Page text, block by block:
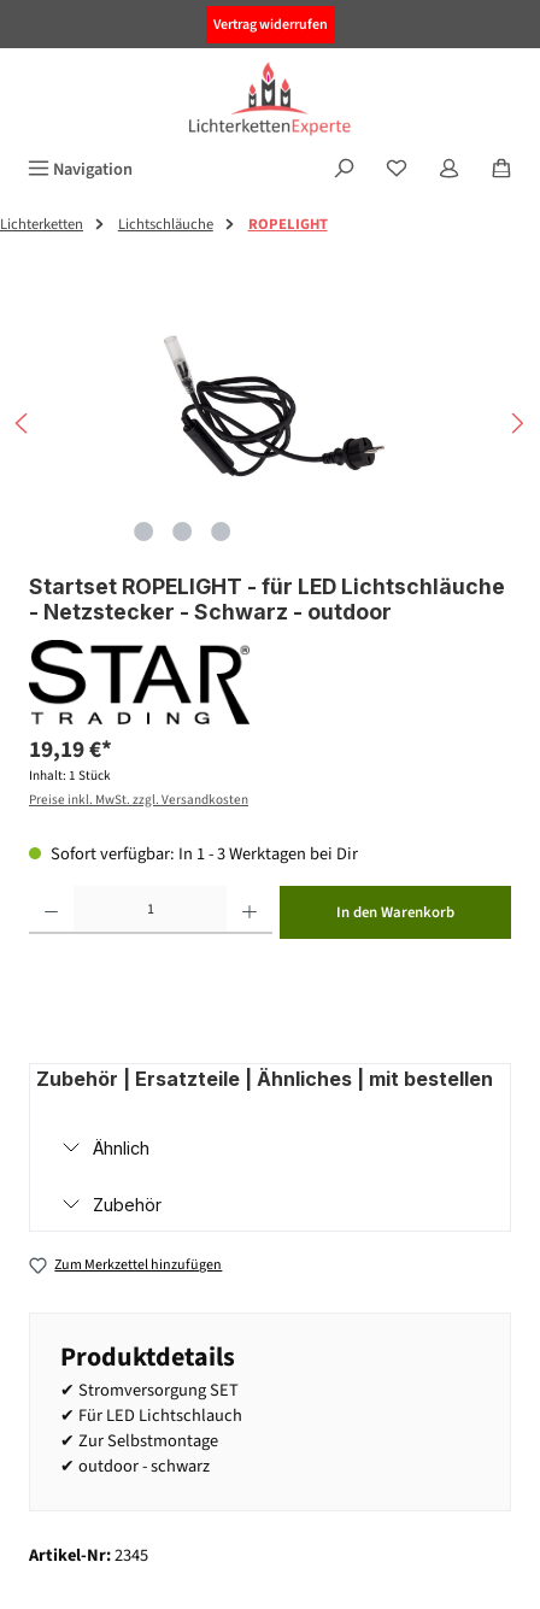
Vertrag widerrufen
Navigation
Lichterketten Lichtschläuche ROPELIGHT
Startset ROPELIGHT - für LED Lichtschläuche
- Netzstecker - Schwarz - outdoor
19,19 €*
Inhalt: 1 Stück
Preise inkl. MwSt. zzgl. Versandkosten
Sofort verfügbar: In 1 - 3 Werktagen bei Dir
In den Warenkorb
Zubehör | Ersatzteile | Ähnliches | mit bestellen
Ähnlich
Zubehör
Zum Merkzettel hinzufügen
Produktdetails
✔ Stromversorgung SET
✔ Für LED Lichtschlauch
✔ Zur Selbstmontage
✔ outdoor - schwarz
Artikel-Nr:2345